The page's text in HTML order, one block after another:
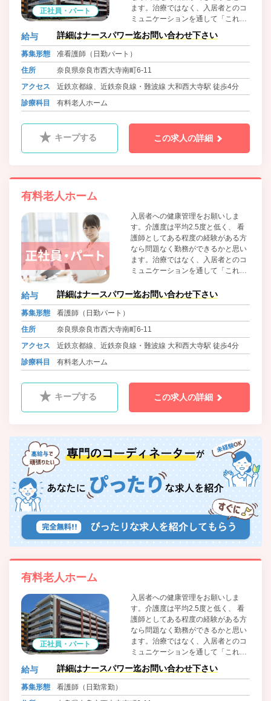
正社員・パート
ます。治療ではなく、入居者とのコ
ミュニケーションを通して「これか
らの人生をいかに充実して過ごして
いただけるか」を考えることができ
る方をお待ちしております。
給与 詳細はナースパワー迄お問い合わせ下さい
募集形態
准看護師（日勤パート）
住所
奈良県奈良市西大寺南町6-11
アクセス
近鉄京都線、近鉄奈良線・難波線 大和西大寺駅 徒歩4分
診療科目
有料老人ホーム
キープする この求人の詳細
有料老人ホーム
入居者への健康管理をお願いしま
す。介護度は平均2.5度と低く、 看
護師としてある程度の経験がある方
なら問題なく勤務ができるかと思い
ます。治療ではなく、入居者とのコ
ミュニケーションを通して「これか
いただけるか」を考えることができ
る方をお待ちしております。
給与 詳細はナースパワー迄お問い合わせ下さい
募集形態
看護師（日勤パート）
住所
奈良県奈良市西大寺南町6-11
アクセス
近鉄京都線、近鉄奈良線・難波線 大和西大寺駅 徒歩4分
診療科目
有料老人ホーム
キープする この求人の詳細
有料老人ホーム
正社員・パート
入居者への健康管理をお願いしま
す。介護度は平均2.5度と低く、 看
護師としてある程度の経験がある方
なら問題なく勤務ができるかと思い
ます。治療ではなく、入居者とのコ
ミュニケーションを通して「これか
らの人生をいかに充実して過ごして
いただけるか」を考えることができ
給与 詳細はナースパワー迄お問い合わせ下さい
募集形態
看護師（日勤常勤）